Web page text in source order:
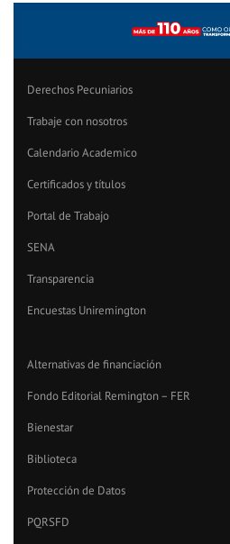
Derechos Pecuniarios
Trabaje con nosotros
Calendario Academico
Certificados y títulos
Portal de Trabajo
SENA
Transparencia
Encuestas Uniremington
Alternativas de financiación
Fondo Editorial Remington – FER
Bienestar
Biblioteca
Protección de Datos
PQRSFD